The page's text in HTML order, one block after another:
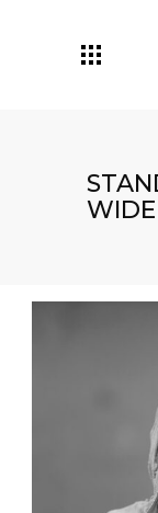
WIDE